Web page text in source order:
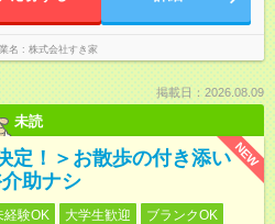
名 株式会社すき家
掲載日：2026.08.09
未読
NEW
定！＞お散歩の付き添い
助ナシ
経験OK 大学生歓迎
ブランクOK